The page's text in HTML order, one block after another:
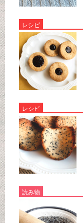
レシピ
レシピ
読み物